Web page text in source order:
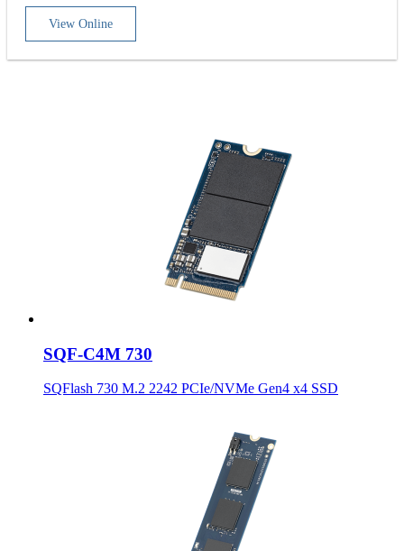
View Online
SQF-C4M 730
SQFlash 730 M.2 2242 PCIe/NVMe Gen4 x4 SSD